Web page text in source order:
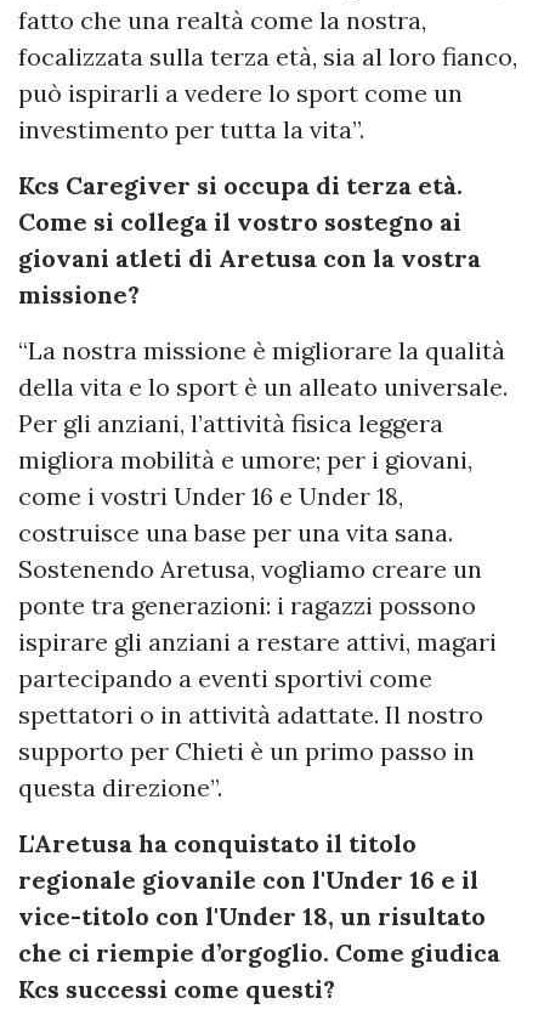
fatto che una realtà come la nostra,
focalizzata sulla terza età, sia al loro fianco,
può ispirarli a vedere lo sport come un
investimento per tutta la vita”.
Kcs Caregiver si occupa di terza età.
Come si collega il vostro sostegno ai
giovani atleti di Aretusa con la vostra
missione?
“La nostra missione è migliorare la qualità
della vita e lo sport è un alleato universale.
Per gli anziani, l’attività fisica leggera
migliora mobilità e umore; per i giovani,
come i vostri Under 16 e Under 18,
costruisce una base per una vita sana.
Sostenendo Aretusa, vogliamo creare un
ponte tra generazioni: i ragazzi possono
ispirare gli anziani a restare attivi, magari
partecipando a eventi sportivi come
spettatori o in attività adattate. Il nostro
supporto per Chieti è un primo passo in
questa direzione”.
L'Aretusa ha conquistato il titolo
regionale giovanile con l'Under 16 e il
vice-titolo con l'Under 18, un risultato
che ci riempie d’orgoglio. Come giudica
Kcs successi come questi?